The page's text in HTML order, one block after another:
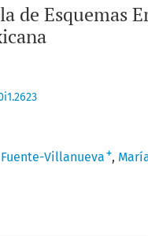
Esquemas
Villanueva +